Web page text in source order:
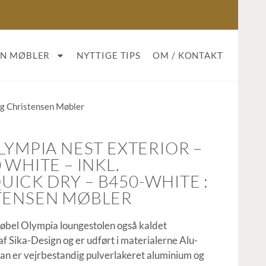
MØBLER NYTTIGE TIPS OM / KONTAKT
Christensen Møbler
NEST EXTERIOR –
– INKL.
DRY – B450-WHITE :
MØBLER
Olympia loungestolen også kaldet
af Sika-Design og er udført i materialerne Alu-
er vejrbestandig pulverlakeret aluminium og